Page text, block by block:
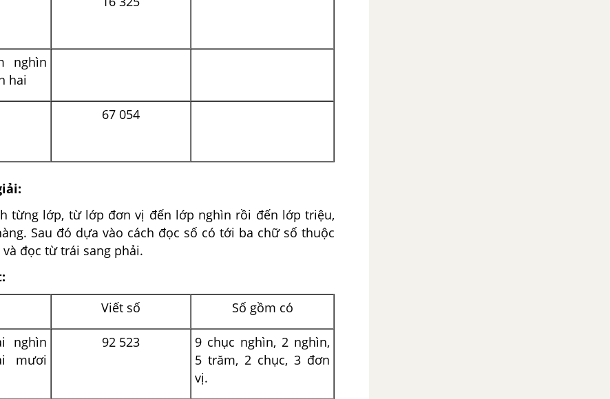
nghìn
hai
67 054
từng lớp, từ lớp đơn vị đến lớp nghìn rồi đến lớp triệu,
Sau đó dựa vào cách đọc số có tới ba chữ số thuộc
đọc từ trái sang phải.
Viết số Số gồm có
nghìn
mươi
92 523
9 chục nghìn, 2 nghìn,
5 trăm, 2 chục, 3 đơn
vị.